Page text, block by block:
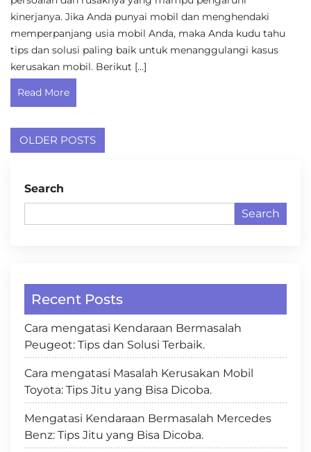
kinerjanya. Jika Anda punyai mobil dan menghendaki
memperpanjang usia mobil Anda, maka Anda kudu tahu
tips dan solusi paling baik untuk menanggulangi kasus
kerusakan mobil. Berikut […]
Read More
Posts
OLDER POSTS
Search
Search
Recent Posts
Cara mengatasi Kendaraan Bermasalah
Peugeot: Tips dan Solusi Terbaik.
Cara mengatasi Masalah Kerusakan Mobil
Toyota: Tips Jitu yang Bisa Dicoba.
Mengatasi Kendaraan Bermasalah Mercedes
Benz: Tips Jitu yang Bisa Dicoba.